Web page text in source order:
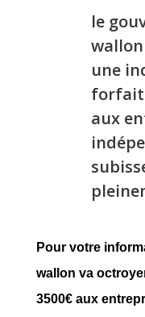
le
une
aux
Pour votre
wallon va
3500€ aux